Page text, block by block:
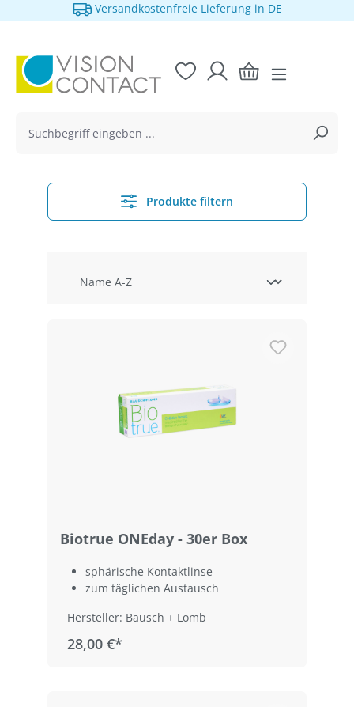
springen
Lieferung in DE
Produkte filtern
Biotrue ONEday - 30er Box
sphärische Kontaktlinse
zum täglichen Austausch
Hersteller: Bausch + Lomb
28,00 €*